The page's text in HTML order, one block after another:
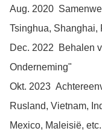
Aug. 2020
Tsinghua, Shanghai,
Dec. 2022 Behalen
Onderneming"
Okt. 2023
Rusland, Vietnam,
Mexico, Maleisië, etc.